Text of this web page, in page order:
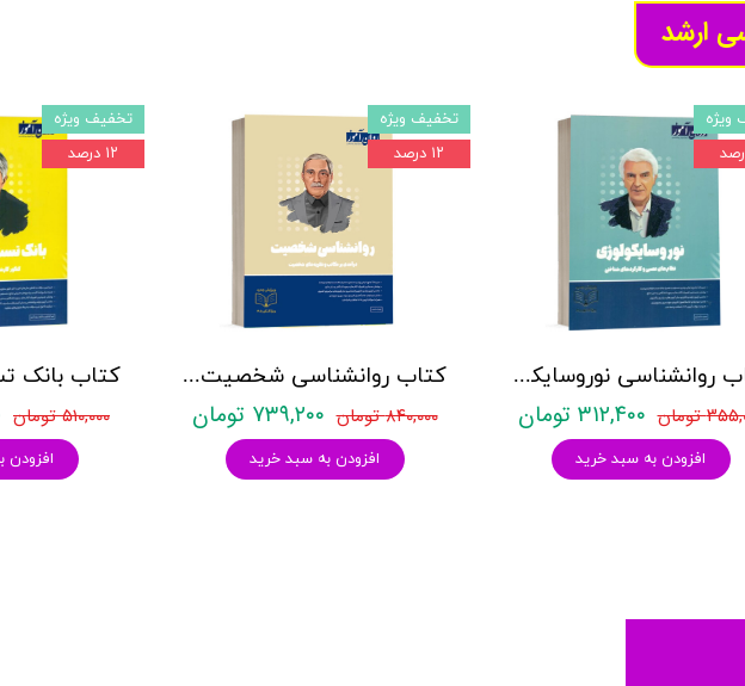
۵۱۰,۰۰۰ تومان
افزودن
تخفیف ویژه
۱۲ درصد
کتاب روانشناسی شخصیت نشر روان آموز زهرا ساعدی
۸۴۰,۰۰۰ تومان ۷۳۹,۲۰۰ تومان
افزودن به سبد خرید
تخفیف ویژه
۱۲ درصد
کتاب روانشناسی نوروسایکولوژی نشر روان آموز حمیده نامداری
تومان ۳۱۲,۴۰۰ تومان
افزودن به سبد خرید
ویژه
ارشد